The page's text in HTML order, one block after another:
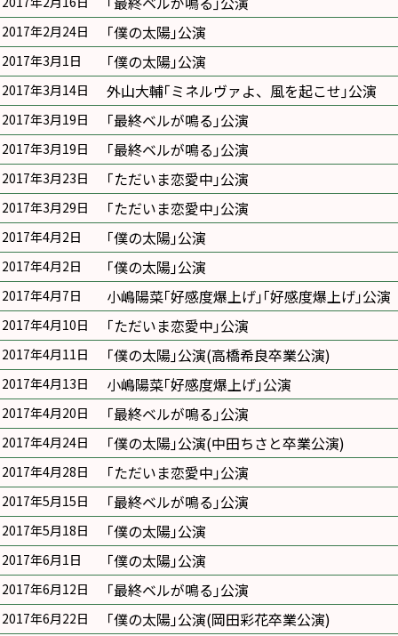
2017年2月24日 ｢僕の太陽｣公演
2017年3月1日 ｢僕の太陽｣公演
2017年3月14日 外山大輔｢ミネルヴァよ、風を起こせ｣公演
2017年3月19日 ｢最終ベルが鳴る｣公演
2017年3月19日 ｢最終ベルが鳴る｣公演
2017年3月23日 ｢ただいま恋愛中｣公演
2017年3月29日 ｢ただいま恋愛中｣公演
2017年4月2日 ｢僕の太陽｣公演
2017年4月2日 ｢僕の太陽｣公演
2017年4月7日 小嶋陽菜｢好感度爆上げ｣｢好感度爆上げ｣公演
2017年4月10日 ｢ただいま恋愛中｣公演
2017年4月11日 ｢僕の太陽｣公演(高橋希良卒業公演)
2017年4月13日 小嶋陽菜｢好感度爆上げ｣公演
2017年4月20日 ｢最終ベルが鳴る｣公演
2017年4月24日 ｢僕の太陽｣公演(中田ちさと卒業公演)
2017年4月28日 ｢ただいま恋愛中｣公演
2017年5月15日 ｢最終ベルが鳴る｣公演
2017年5月18日 ｢僕の太陽｣公演
2017年6月1日 ｢僕の太陽｣公演
2017年6月12日 ｢最終ベルが鳴る｣公演
2017年6月22日 ｢僕の太陽｣公演(岡田彩花卒業公演)